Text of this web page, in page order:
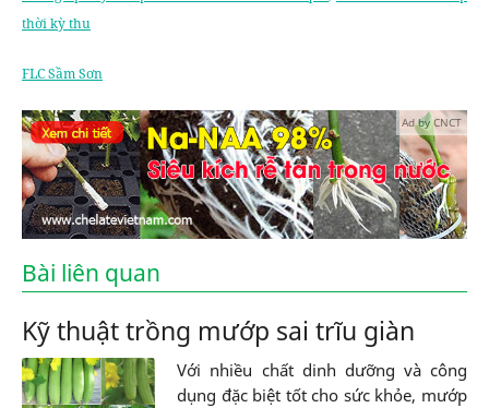
thời kỳ thu
FLC Sầm Sơn
Ad by CNCT
Bài liên quan
Kỹ thuật trồng mướp sai trĩu giàn
Với nhiều chất dinh dưỡng và công
dụng đặc biệt tốt cho sức khỏe, mướp